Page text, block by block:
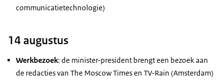
communicatietechnologie)
14 augustus
Werkbezoek: de minister-president brengt een bezoek aan
de redacties van The Moscow Times en TV-Rain (Amsterdam)